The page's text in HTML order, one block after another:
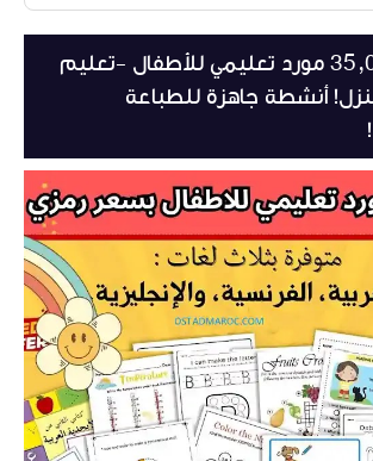
أكثر من 35,000 مورد تعليمي للأطفال -تعليم
أنشطة جاهزة للطباعة